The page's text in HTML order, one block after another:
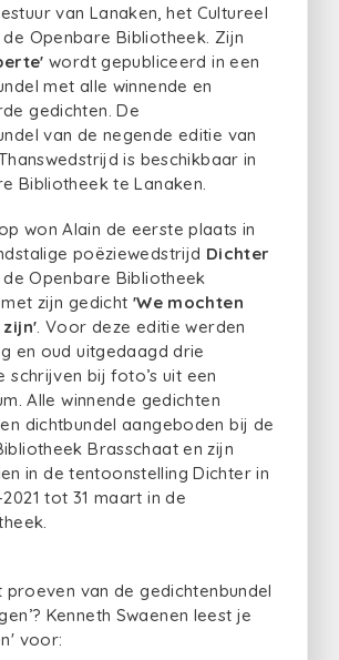
van Lanaken, het Cultureel
Openbare Bibliotheek. Zijn
wordt gepubliceerd in een
met alle winnende en
gedichten. De
van de negende editie van
is beschikbaar in
Bibliotheek te Lanaken.
won Alain de eerste plaats in
poëziewedstrijd Dichter
Openbare Bibliotheek
zijn gedicht 'We mochten
zijn' . Voor deze editie werden
en oud uitgedaagd drie
schrijven bij foto’s uit een
Alle winnende gedichten
dichtbundel aangeboden bij de
Brasschaat en zijn
in de tentoonstelling Dichter in
tot 31 maart in de
proeven van de gedichtenbundel
Kenneth Swaenen leest je
voor: